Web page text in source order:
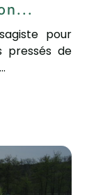
pour
pressés de